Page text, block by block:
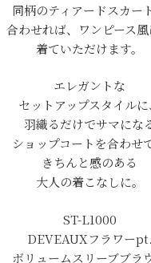
同柄のティアードスカー
合わせれば、ワンピース風
着ていただけます。
エレガントな
セットアップスタイルに
羽織るだけでサマにな
ショップコートを合わせて
きちんと感のある
大人の着こなしに。
ST-L1000
DEVEAUXフラワーpt.
ボリュームスリーブブラ